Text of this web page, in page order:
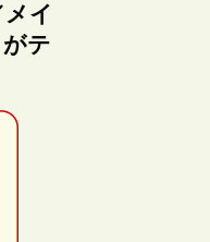
イ
テ